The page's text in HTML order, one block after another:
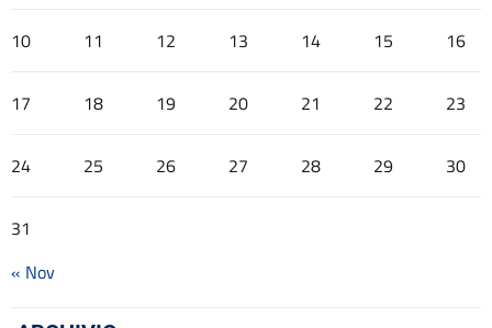
10 11 12 13 14 15 16
17 18 19 20 21 22 23
24 25 26 27 28 29 30
31
« Nov